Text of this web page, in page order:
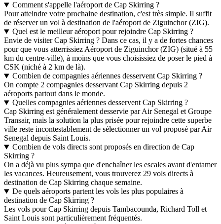
Comment s'appelle l'aéroport de Cap Skirring ?
Pour atteindre votre prochaine destination, c'est très simple. Il suffit
de réserver un vol à destination de l'aéroport de Ziguinchor (ZIG).
Quel est le meilleur aéroport pour rejoindre Cap Skirring ?
Envie de visiter Cap Skirring ? Dans ce cas, il y a de fortes chances
pour que vous atterrissiez Aéroport de Ziguinchor (ZIG) (situé à 55
km du centre-ville), à moins que vous choisissiez de poser le pied à
CSK (niché à 2 km de là).
Combien de compagnies aériennes desservent Cap Skirring ?
On compte 2 compagnies desservant Cap Skirring depuis 2
aéroports partout dans le monde.
Quelles compagnies aériennes desservent Cap Skirring ?
Cap Skirring est généralement desservie par Air Senegal et Groupe
Transair, mais la solution la plus prisée pour rejoindre cette superbe
ville reste incontestablement de sélectionner un vol proposé par Air
Senegal depuis Saint Louis.
Combien de vols directs sont proposés en direction de Cap
Skirring ?
On a déjà vu plus sympa que d'enchaîner les escales avant d'entamer
les vacances. Heureusement, vous trouverez 29 vols directs à
destination de Cap Skirring chaque semaine.
De quels aéroports partent les vols les plus populaires à
destination de Cap Skirring ?
Les vols pour Cap Skirring depuis Tambacounda, Richard Toll et
Saint Louis sont particulièrement fréquentés.